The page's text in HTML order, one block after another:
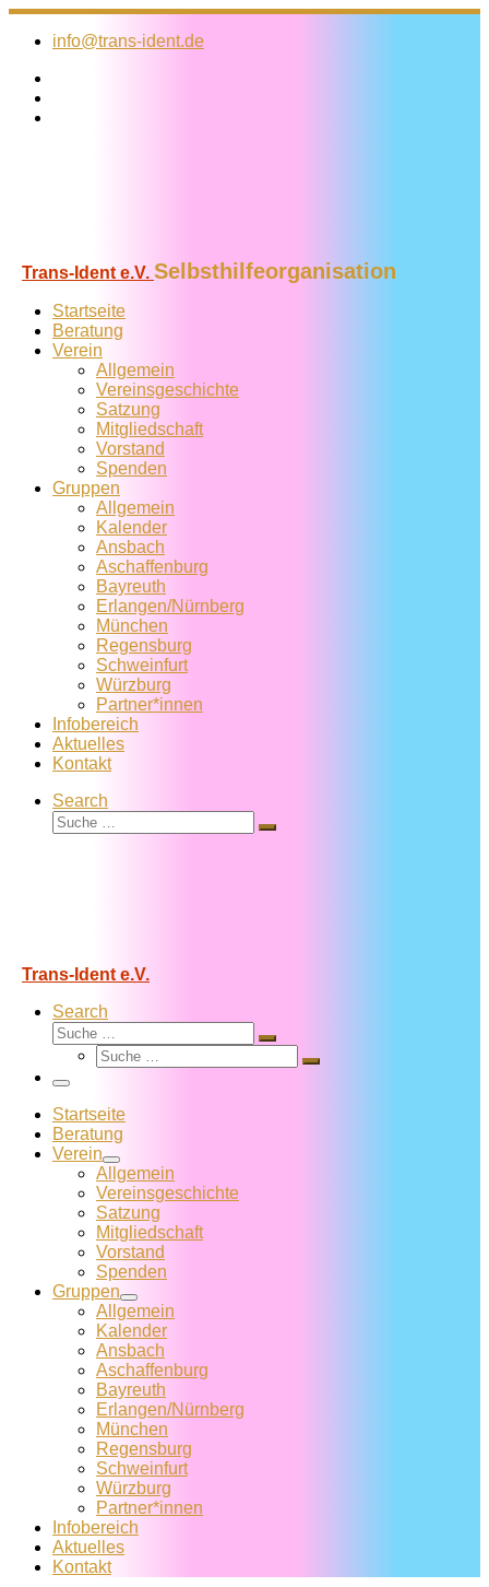
Zum
Inhalt
info@trans-ident.de
Trans-Ident e.V. Selbsthilfeorganisation
Startseite
Beratung
Verein
Allgemein
Vereins­geschichte
Satzung
Mitglied­schaft
Vorstand
Spenden
Gruppen
Allgemein
Kalender
Ansbach
Aschaffenburg
Bayreuth
Erlangen/Nürnberg
München
Regensburg
Schweinfurt
Würzburg
Partner*innen
Infobereich
Aktuelles
Kontakt
Search
Suche
Suche
Trans-Ident e.V.
Search
Suche
Suche
Suche
Suche
Menü
Startseite
Beratung
Verein
Allgemein
Vereins­geschichte
Satzung
Mitglied­schaft
Vorstand
Spenden
Gruppen
Allgemein
Kalender
Ansbach
Aschaffenburg
Bayreuth
Erlangen/Nürnberg
München
Regensburg
Schweinfurt
Würzburg
Partner*innen
Infobereich
Aktuelles
Kontakt